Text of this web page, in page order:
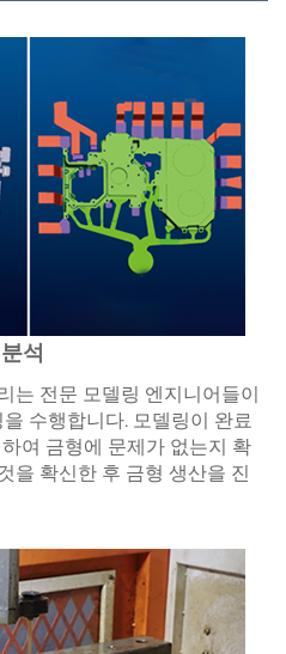
석
는 전문 모델링 엔지니어들이
수행합니다. 모델링이 완료
여 금형에 문제가 없는지 확
을 확신한 후 금형 생산을 진